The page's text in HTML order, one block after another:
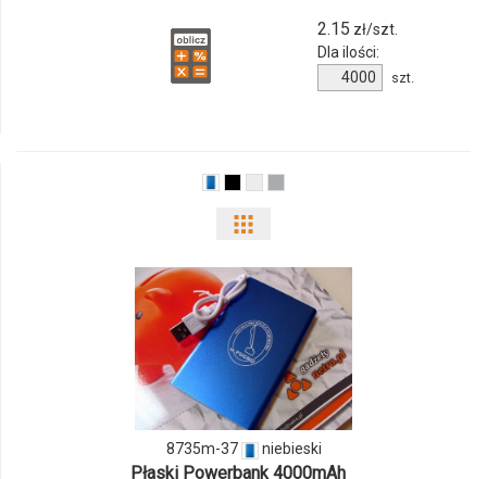
2.15 zł/szt.
Dla ilości:
Ilość
produktu
szt.
odmiany
ilości
produktu
8735m-
8735m-37 niebieski
Płaski Powerbank 4000mAh